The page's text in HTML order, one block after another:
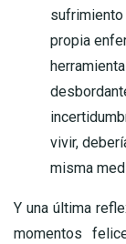
sufrimiento
propia
vivir,
misma
Y una última
momentos